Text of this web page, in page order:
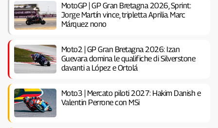
MotoGP | GP Gran Bretagna 2026, Sprint:
Jorge Martín vince, tripletta Aprilia. Marc
Márquez nono
Moto2 | GP Gran Bretagna 2026: Izan
Guevara domina le qualifiche di Silverstone
davanti a López e Ortolá
Moto3 | Mercato piloti 2027: Hakim Danish e
Valentin Perrone con MSi